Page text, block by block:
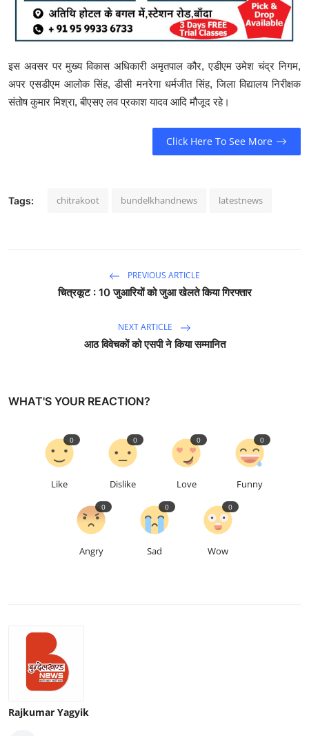
इस अवसर पर मुख्य विकास अधिकारी अमृतपाल कौर, एडीएम उमेश चंद्र निगम,
अपर एसडीएम आलोक सिंह, डीसी मनरेगा धर्मजीत सिंह, जिला विद्यालय निरीक्षक
संतोष कुमार मिश्रा, बीएसए लव प्रकाश यादव आदि मौजूद रहे।
Click Here To See More
Tags: chitrakoot bundelkhandnews latestnews
PREVIOUS ARTICLE
चित्रकूट : 10 जुआरियों को जुआ खेलते किया गिरफ्तार
NEXT ARTICLE
आठ विवेचकों को एसपी ने किया सम्मानित
WHAT'S YOUR REACTION?
Like
0
Dislike
0
Love
0
Funny
0
Angry
0
Sad
0
Wow
0
Rajkumar Yagyik